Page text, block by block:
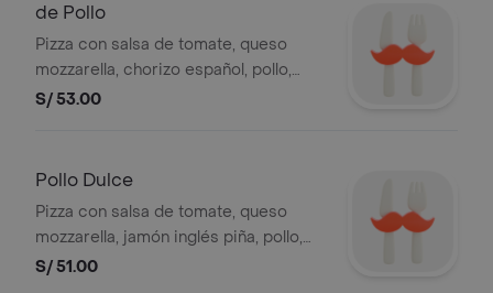
de Pollo
Pizza con salsa de tomate, queso
mozzarella, chorizo español, pollo,
tocino, aceitunas y pimiento, 8 slices.
S/ 53.00
Pollo Dulce
Pizza con salsa de tomate, queso
mozzarella, jamón inglés piña, pollo,
aceitunas y pimiento, 8 slices.
S/ 51.00